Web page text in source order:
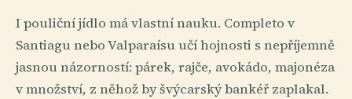
I pouliční jídlo má vlastní nauku. Completo v
Santiagu nebo Valparaísu učí hojnosti s nepříjemně
jasnou názorností: párek, rajče, avokádo, majonéza
v množství, z něhož by švýcarský bankéř zaplakal.